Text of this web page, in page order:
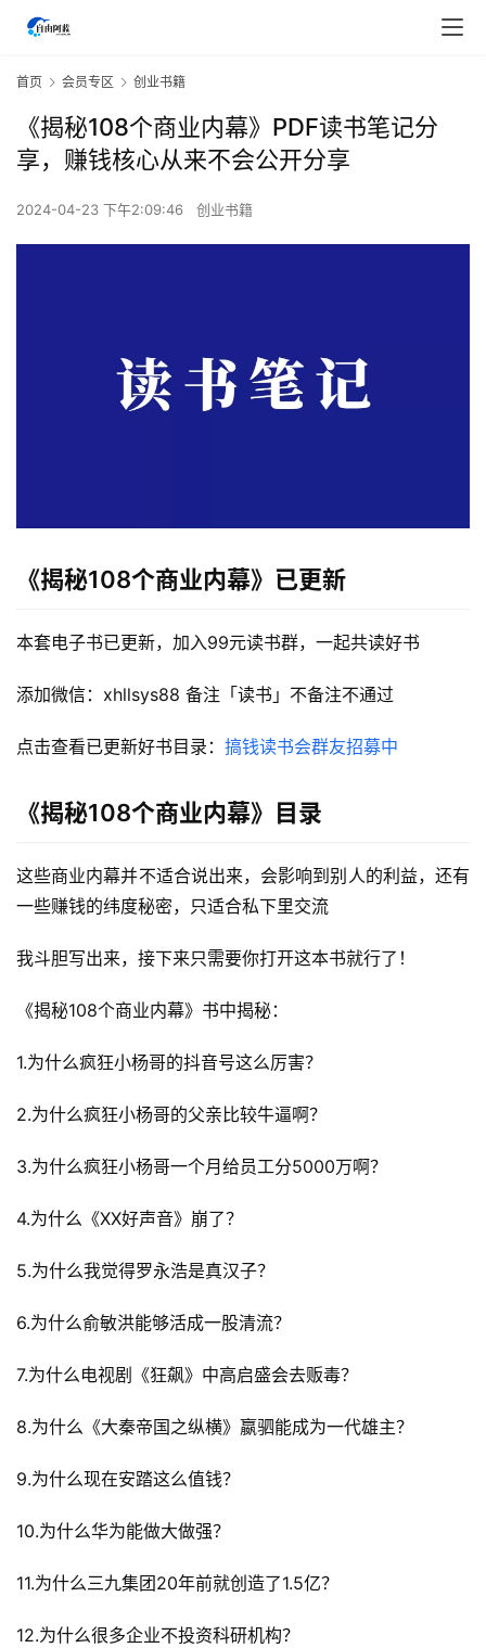
首
业
讯
开
案
避
指
营
首页 会员专区 创业书籍
《揭秘108个商业内幕》PDF读书笔记分
享，赚钱核心从来不会公开分享
2024-04-23 下午2:09:46 创业书籍
《揭秘108个商业内幕》 已更新
本套电子书已更新，加入99元读书群，一起共读好书
添加微信：xhllsys88 备注「读书」不备注不通过
点击查看已更新好书目录： 搞钱读书会群友招募中
《揭秘108个商业内幕》目录
这些商业内幕并不适合说出来，会影响到别人的利益，还有
一些赚钱的纬度秘密，只适合私下里交流
我斗胆写出来，接下来只需要你打开这本书就行了！
《揭秘108个商业内幕》书中揭秘：
1.为什么疯狂小杨哥的抖音号这么厉害？
2.为什么疯狂小杨哥的父亲比较牛逼啊？
3.为什么疯狂小杨哥一个月给员工分5000万啊？
4.为什么《XX好声音》崩了？
5.为什么我觉得罗永浩是真汉子？
6.为什么俞敏洪能够活成一股清流？
7.为什么电视剧《狂飙》中高启盛会去贩毒？
8.为什么《大秦帝国之纵横》嬴驷能成为一代雄主？
9.为什么现在安踏这么值钱？
10.为什么华为能做大做强？
11.为什么三九集团20年前就创造了1.5亿？
12.为什么很多企业不投资科研机构？